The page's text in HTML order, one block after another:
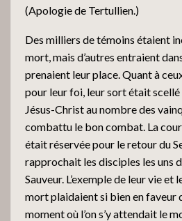
(Apologie de Tertullien.)
Des milliers de témoins étaient
mort, mais d’autres entraient
prenaient leur place. Quant à
pour leur foi, leur sort était
Jésus-Christ au nombre des
combattu le bon combat. La
était réservée pour le retour du
rapprochait les disciples les uns
Sauveur. L’exemple de leur vie
mort plaidaient si bien en faveur
moment où l’on s’y attendait le